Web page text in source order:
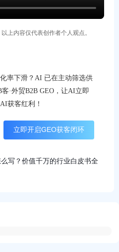
上内容仅代表创作者个人观点。
率下滑？AI 已在主动筛选供
·外贸B2B GEO，让AI立即
获客红利！
立即开启GEO获客闭环
写？价值千万的行业白皮书全